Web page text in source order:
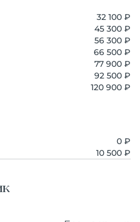
32 100 ₽
45 300 ₽
56 300 ₽
66 500 ₽
77 900 ₽
92 500 ₽
120 900 ₽
0 ₽
10 500 ₽